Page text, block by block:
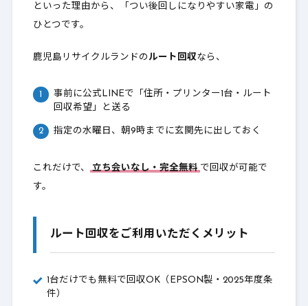
といった理由から、「つい後回しになりやすい家電」の
ひとつです。
鹿児島リサイクルランドのルート回収なら、
事前に公式LINEで「住所・プリンター1台・ルート
回収希望」と送る
指定の水曜日、朝9時までに玄関先に出しておく
これだけで、 立ち会いなし・完全無料 で回収が可能で
す。
ルート回収をご利用いただくメリット
1台だけでも無料で回収OK（EPSON製・2025年度条
件）